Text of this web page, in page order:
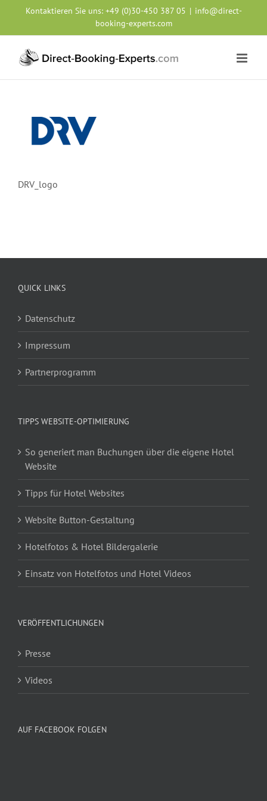
springen
Kontaktieren Sie uns: +49 (0)30-450 387 05 | info@direct-
booking-experts.com
DRV_logo
QUICK LINKS
Datenschutz
Impressum
Partnerprogramm
TIPPS WEBSITE-OPTIMIERUNG
So generiert man Buchungen über die eigene Hotel
Website
Tipps für Hotel Websites
Website Button-Gestaltung
Hotelfotos & Hotel Bildergalerie
Einsatz von Hotelfotos und Hotel Videos
VERÖFFENTLICHUNGEN
Presse
Videos
AUF FACEBOOK FOLGEN